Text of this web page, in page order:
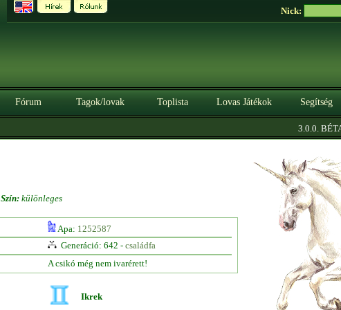
Nick:
Fórum Tagok/lovak Toplista Lovas Játékok Segítség
3.0.0. BÉTA|
Szín: különleges
Apa: 1252587
Generáció: 642 - családfa
A csikó még nem ivarérett!
Ikrek